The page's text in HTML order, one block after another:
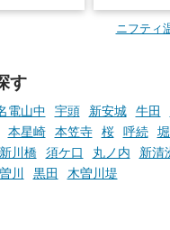
気軽に楽し
のう”おふろ
に。
GIFT500
ニフティ
す
電山中 宇頭 新安城 牛田
本星崎 本笠寺 桜 呼続
新川橋 須ケ口 丸ノ内 新清
川 黒田 木曽川堤